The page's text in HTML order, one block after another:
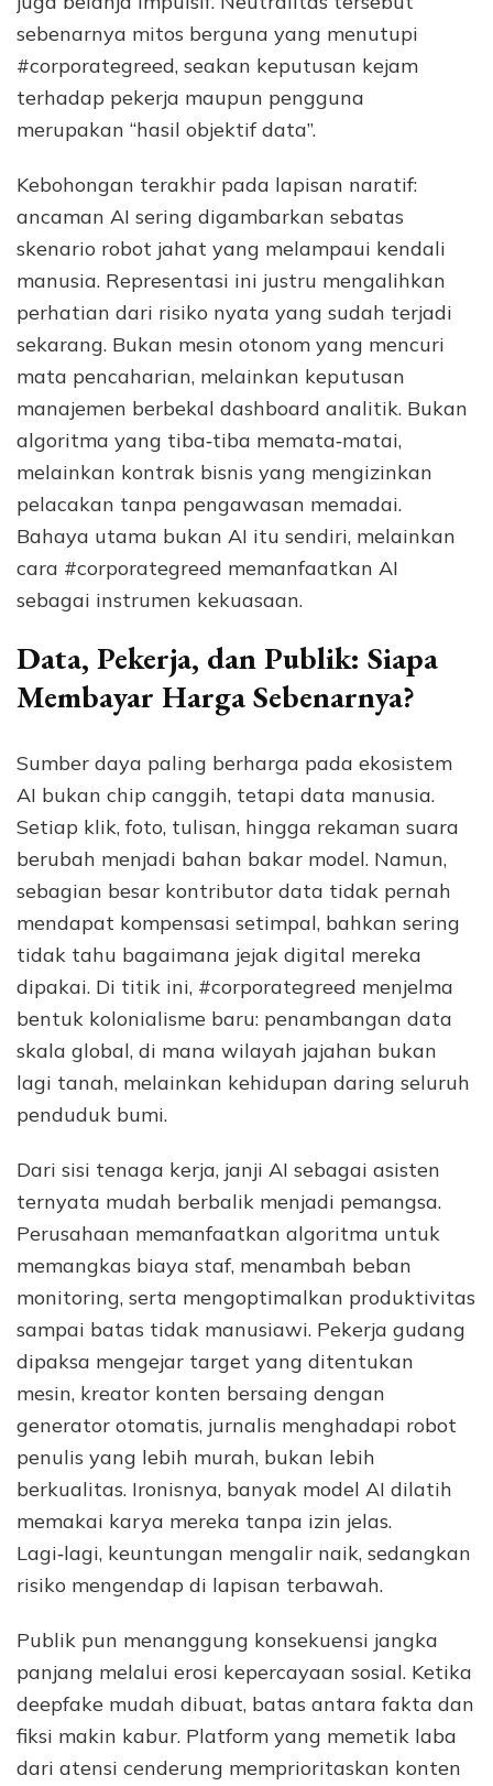
sebenarnya mitos berguna yang menutupi
#corporategreed, seakan keputusan kejam
terhadap pekerja maupun pengguna
merupakan “hasil objektif data”.
Kebohongan terakhir pada lapisan naratif:
ancaman AI sering digambarkan sebatas
skenario robot jahat yang melampaui kendali
manusia. Representasi ini justru mengalihkan
perhatian dari risiko nyata yang sudah terjadi
sekarang. Bukan mesin otonom yang mencuri
mata pencaharian, melainkan keputusan
manajemen berbekal dashboard analitik. Bukan
algoritma yang tiba‑tiba memata‑matai,
melainkan kontrak bisnis yang mengizinkan
pelacakan tanpa pengawasan memadai.
Bahaya utama bukan AI itu sendiri, melainkan
cara #corporategreed memanfaatkan AI
sebagai instrumen kekuasaan.
Data, Pekerja, dan Publik: Siapa
Membayar Harga Sebenarnya?
Sumber daya paling berharga pada ekosistem
AI bukan chip canggih, tetapi data manusia.
Setiap klik, foto, tulisan, hingga rekaman suara
berubah menjadi bahan bakar model. Namun,
sebagian besar kontributor data tidak pernah
mendapat kompensasi setimpal, bahkan sering
tidak tahu bagaimana jejak digital mereka
dipakai. Di titik ini, #corporategreed menjelma
bentuk kolonialisme baru: penambangan data
skala global, di mana wilayah jajahan bukan
lagi tanah, melainkan kehidupan daring seluruh
penduduk bumi.
Dari sisi tenaga kerja, janji AI sebagai asisten
ternyata mudah berbalik menjadi pemangsa.
Perusahaan memanfaatkan algoritma untuk
memangkas biaya staf, menambah beban
monitoring, serta mengoptimalkan produktivitas
sampai batas tidak manusiawi. Pekerja gudang
dipaksa mengejar target yang ditentukan
mesin, kreator konten bersaing dengan
generator otomatis, jurnalis menghadapi robot
penulis yang lebih murah, bukan lebih
berkualitas. Ironisnya, banyak model AI dilatih
memakai karya mereka tanpa izin jelas.
Lagi‑lagi, keuntungan mengalir naik, sedangkan
risiko mengendap di lapisan terbawah.
Publik pun menanggung konsekuensi jangka
panjang melalui erosi kepercayaan sosial. Ketika
deepfake mudah dibuat, batas antara fakta dan
fiksi makin kabur. Platform yang memetik laba
dari atensi cenderung memprioritaskan konten